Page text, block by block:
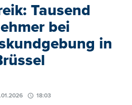
Tausend
bei
in
18:03